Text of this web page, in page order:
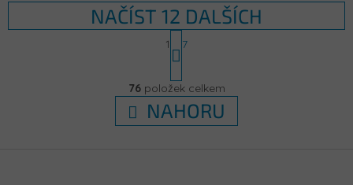
v
l
á
d
NAČÍST 12 DALŠÍCH
t
r
n
k
o
v
1 7
76položek celkem
NAHORU